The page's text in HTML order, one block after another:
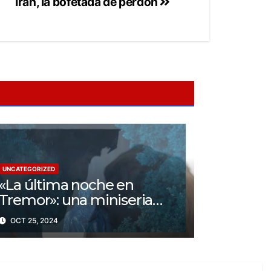
UNCATEGORIZED
«La última noche en
Tremor»: una miniseria
¿Cuál es su
trama?
OCT 25, 2024